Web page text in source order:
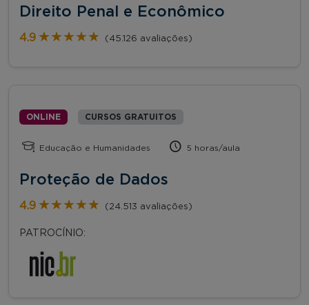
Direito Penal e Econômico
4.9 ★★★★★
★★★★★ (45.126 avaliações)
ONLINE CURSOS GRATUITOS
Educação e Humanidades 5 horas/aula
Proteção de Dados
4.9 ★★★★★
★★★★★ (24.513 avaliações)
PATROCÍNIO: